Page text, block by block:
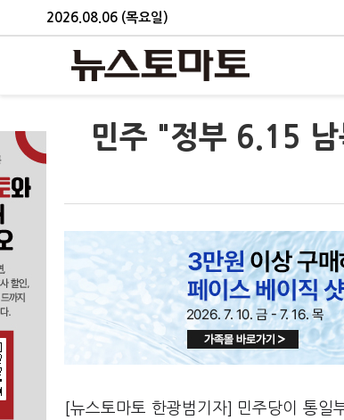
2026.08.06 (목요일)
민주 "정부 6.15
[뉴스토마토 한광범기자] 민주당이 통